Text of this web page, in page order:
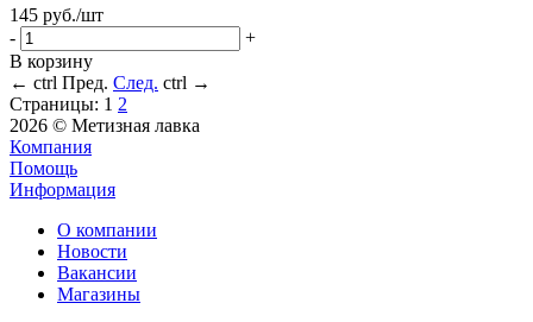
145 руб./шт
-
+
В корзину
← ctrl Пред. След. ctrl →
Страницы: 1 2
2026 © Метизная лавка
Компания
Помощь
Информация
О компании
Новости
Вакансии
Магазины